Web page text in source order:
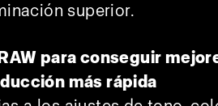
superior.
para conseguir
más rápida